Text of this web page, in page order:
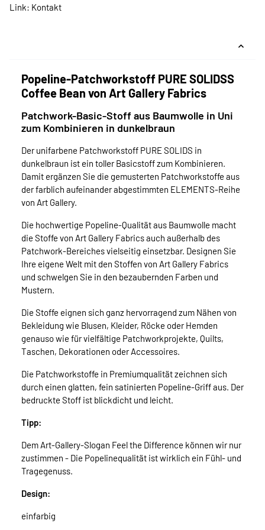
Link: Kontakt
Popeline-Patchworkstoff PURE SOLIDSS
Coffee Bean von Art Gallery Fabrics
Patchwork-Basic-Stoff aus Baumwolle in Uni
zum Kombinieren in dunkelbraun
Der unifarbene Patchworkstoff PURE SOLIDS in
dunkelbraun ist ein toller Basicstoff zum Kombinieren.
Damit ergänzen Sie die gemusterten Patchworkstoffe aus
der farblich aufeinander abgestimmten ELEMENTS-Reihe
von Art Gallery.
Die hochwertige Popeline-Qualität aus Baumwolle macht
die Stoffe von Art Gallery Fabrics auch außerhalb des
Patchwork-Bereiches vielseitig einsetzbar. Designen Sie
Ihre eigene Welt mit den Stoffen von Art Gallery Fabrics
und schwelgen Sie in den bezaubernden Farben und
Mustern.
Die Stoffe eignen sich ganz hervorragend zum Nähen von
Bekleidung wie Blusen, Kleider, Röcke oder Hemden
genauso wie für vielfältige Patchworkprojekte, Quilts,
Taschen, Dekorationen oder Accessoires.
Die Patchworkstoffe in Premiumqualität zeichnen sich
durch einen glatten, fein satinierten Popeline-Griff aus. Der
bedruckte Stoff ist blickdicht und leicht.
Tipp:
Dem Art-Gallery-Slogan Feel the Difference können wir nur
zustimmen - Die Popelinequalität ist wirklich ein Fühl- und
Tragegenuss.
Design:
einfarbig